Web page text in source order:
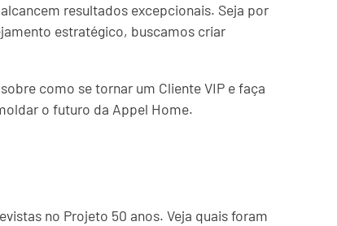
resultados excepcionais. Seja por
estratégico, buscamos criar
como se tornar um Cliente VIP e faça
o futuro da Appel Home.
no Projeto 50 anos. Veja quais foram